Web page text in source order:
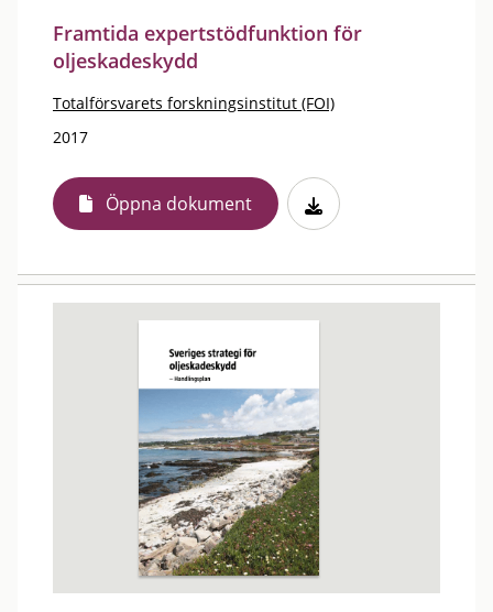
Framtida expertstödfunktion för
oljeskadeskydd
Totalförsvarets forskningsinstitut (FOI)
2017
Öppna dokument